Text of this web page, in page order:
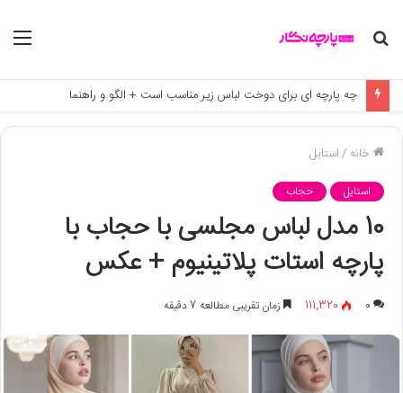
جستجو
آشنایی با برند بادی اسپینر و پارچه های محبوب آن
خانه /استایل
استایل حجاب
10 مدل لباس مجلسی با حجاب با
پارچه استات پلاتینیوم + عکس
0
111,320 زمان تقریبی مطالعه 7 دقیقه